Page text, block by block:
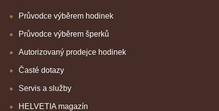
Průvodce výběrem hodinek
Průvodce výběrem šperků
Autorizovaný prodejce hodinek
Časté dotazy
Servis a služby
HELVETIA magazín